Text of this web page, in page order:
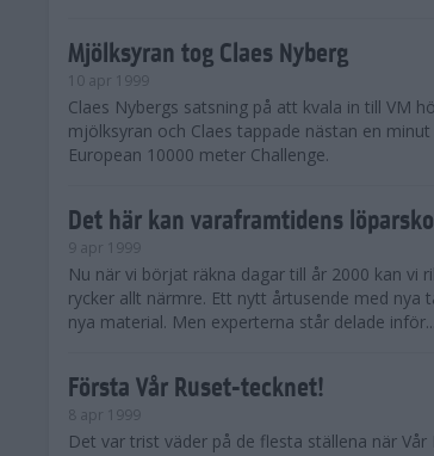
Mjölksyran tog Claes Nyberg
10 apr 1999
Claes Nybergs satsning på att kvala in till VM
mjölksyran och Claes tappade nästan en
European 10000 meter Challenge.
Det här kan varaframtidens
9 apr 1999
Nu när vi börjat räkna dagar till år 2000 kan vi
rycker allt närmre. Ett nytt årtusende med nya
nya material. Men experterna står delade inför...
Första Vår Ruset-tecknet!
8 apr 1999
Det var trist väder på de flesta ställena när